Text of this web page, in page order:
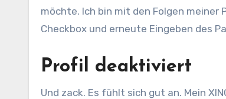
möchte. Ich bin mit den Folgen
Checkbox und erneute Eingeben des
Profil deaktiviert
Und zack. Es fühlt sich gut an. Mein